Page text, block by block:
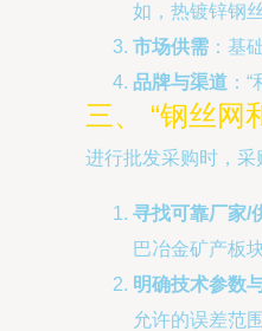
如，热镀锌钢
市场供需 ：基
品牌与渠道 ：
三、 “钢丝网
进行批发采购时，采
寻找可靠厂家/
巴冶金矿产板
明确技术参数
允许的误差范围